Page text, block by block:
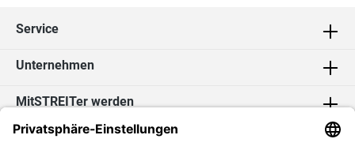
Service
Unternehmen
MitSTREITer werden
Kontakt